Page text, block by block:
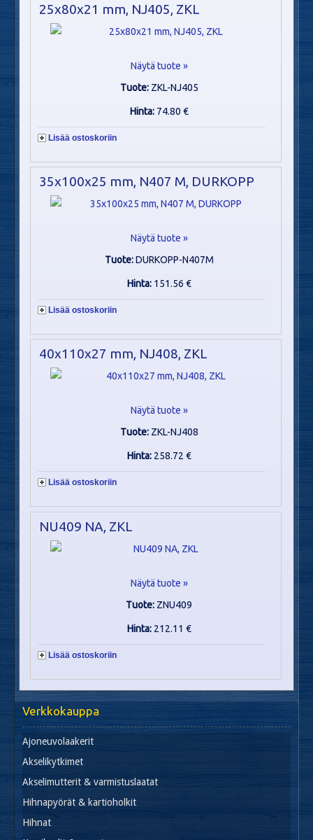
25x80x21 mm, NJ405, ZKL
Näytä tuote »
Tuote: ZKL-NJ405
Hinta: 74.80 €
Lisää ostoskoriin
35x100x25 mm, N407 M, DURKOPP
Näytä tuote »
Tuote:DURKOPP-N407M
Hinta: 151.56 €
Lisää ostoskoriin
40x110x27 mm, NJ408, ZKL
Näytä tuote »
Tuote: ZKL-NJ408
Hinta: 258.72 €
Lisää ostoskoriin
NU409 NA, ZKL
Näytä tuote »
Tuote: ZNU409
Hinta: 212.11 €
Lisää ostoskoriin
Verkkokauppa
Ajoneuvolaakerit
Akselikytkimet
Akselimutterit & varmistuslaatat
Hihnapyörät & kartioholkit
Hihnat